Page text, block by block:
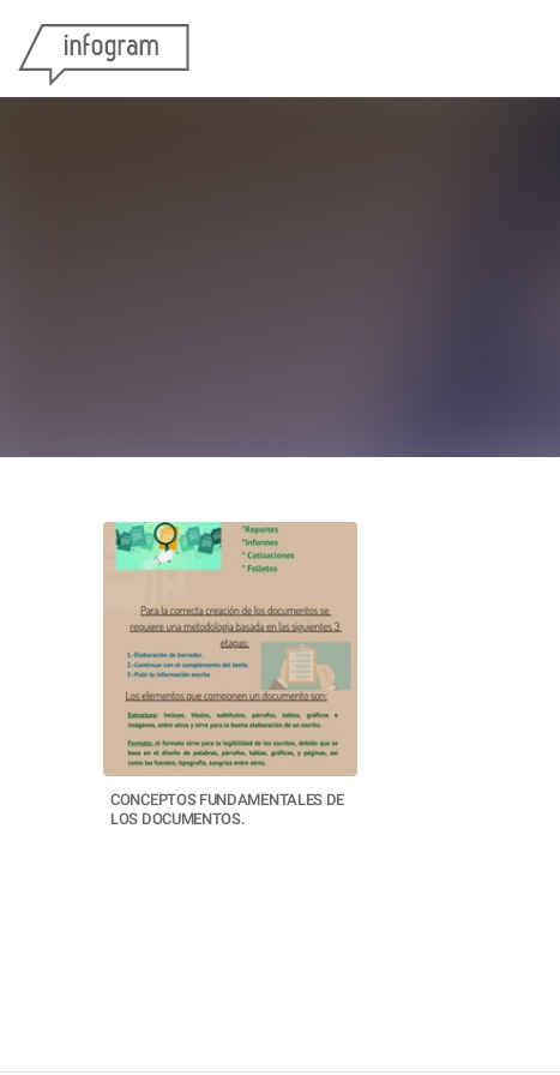
CONCEPTOS FUNDAMENTALES DE
LOS DOCUMENTOS.